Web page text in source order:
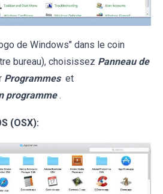
de Windows" dans le coin
bureau), choisissez Panneau de
Programmes et
programme .
(OSX):